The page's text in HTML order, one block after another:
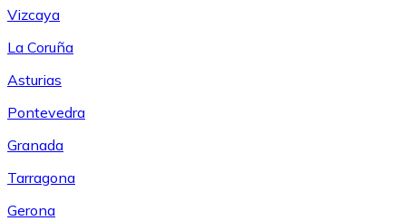
Vizcaya
La Coruña
Asturias
Pontevedra
Granada
Tarragona
Gerona